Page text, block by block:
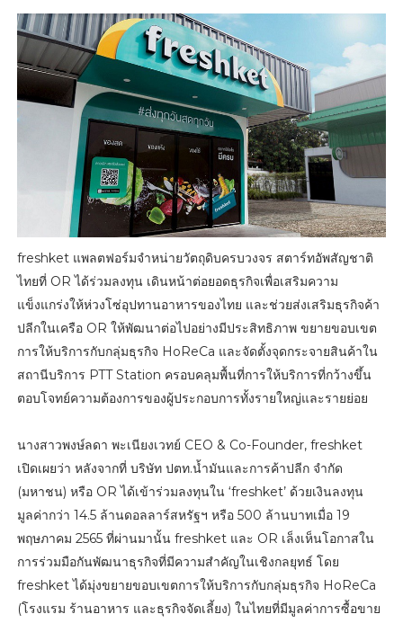
freshket แพลตฟอร์มจำหน่ายวัตถุดิบครบวงจร สตาร์ทอัพสัญชาติ
ไทยที่ OR ได้ร่วมลงทุน เดินหน้าต่อยอดธุรกิจเพื่อเสริมความ
แข็งแกร่งให้ห่วงโซ่อุปทานอาหารของไทย และช่วยส่งเสริมธุรกิจค้า
ปลีกในเครือ OR ให้พัฒนาต่อไปอย่างมีประสิทธิภาพ ขยายขอบเขต
การให้บริการกับกลุ่มธุรกิจ HoReCa และจัดตั้งจุดกระจายสินค้าใน
สถานีบริการ PTT Station ครอบคลุมพื้นที่การให้บริการที่กว้างขึ้น
ตอบโจทย์ความต้องการของผู้ประกอบการทั้งรายใหญ่และรายย่อย
นางสาวพงษ์ลดา พะเนียงเวทย์ CEO & Co-Founder, freshket
เปิดเผยว่า หลังจากที่ บริษัท ปตท.น้ำมันและการค้าปลีก จำกัด
(มหาชน) หรือ OR ได้เข้าร่วมลงทุนใน ‘freshket’ ด้วยเงินลงทุน
มูลค่ากว่า 14.5 ล้านดอลลาร์สหรัฐฯ หรือ 500 ล้านบาทเมื่อ 19
พฤษภาคม 2565 ที่ผ่านมานั้น freshket และ OR เล็งเห็นโอกาสใน
การร่วมมือกันพัฒนาธุรกิจที่มีความสำคัญในเชิงกลยุทธ์ โดย
freshket ได้มุ่งขยายขอบเขตการให้บริการกับกลุ่มธุรกิจ HoReCa
(โรงแรม ร้านอาหาร และธุรกิจจัดเลี้ยง) ในไทยที่มีมูลค่าการซื้อขาย